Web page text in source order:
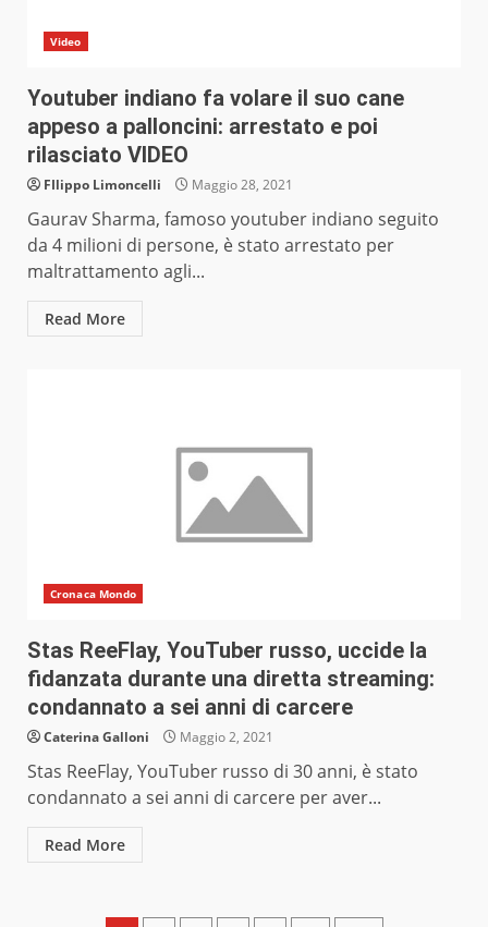
Video
Youtuber indiano fa volare il suo cane
appeso a palloncini: arrestato e poi
rilasciato VIDEO
FIlippo Limoncelli Maggio 28, 2021
Gaurav Sharma, famoso youtuber indiano seguito
da 4 milioni di persone, è stato arrestato per
maltrattamento agli...
Read More
Cronaca Mondo
Stas ReeFlay, YouTuber russo, uccide la
fidanzata durante una diretta streaming:
condannato a sei anni di carcere
Caterina Galloni Maggio 2, 2021
Stas ReeFlay, YouTuber russo di 30 anni, è stato
condannato a sei anni di carcere per aver...
Read More